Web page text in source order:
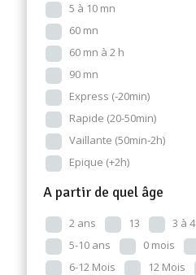
5 à 10 mn
60 mn
60 mn à 2 h
90 mn
Express (-20min)
Rapide (20-50min)
Vaillante (50min-2h)
Epique (+2h)
A partir de quel âge
2 ans 13 3 à 4
5-10 ans
0 mois
6-12 Mois
12 Mois